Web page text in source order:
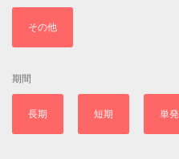
その他
期間
長期 短期 単発